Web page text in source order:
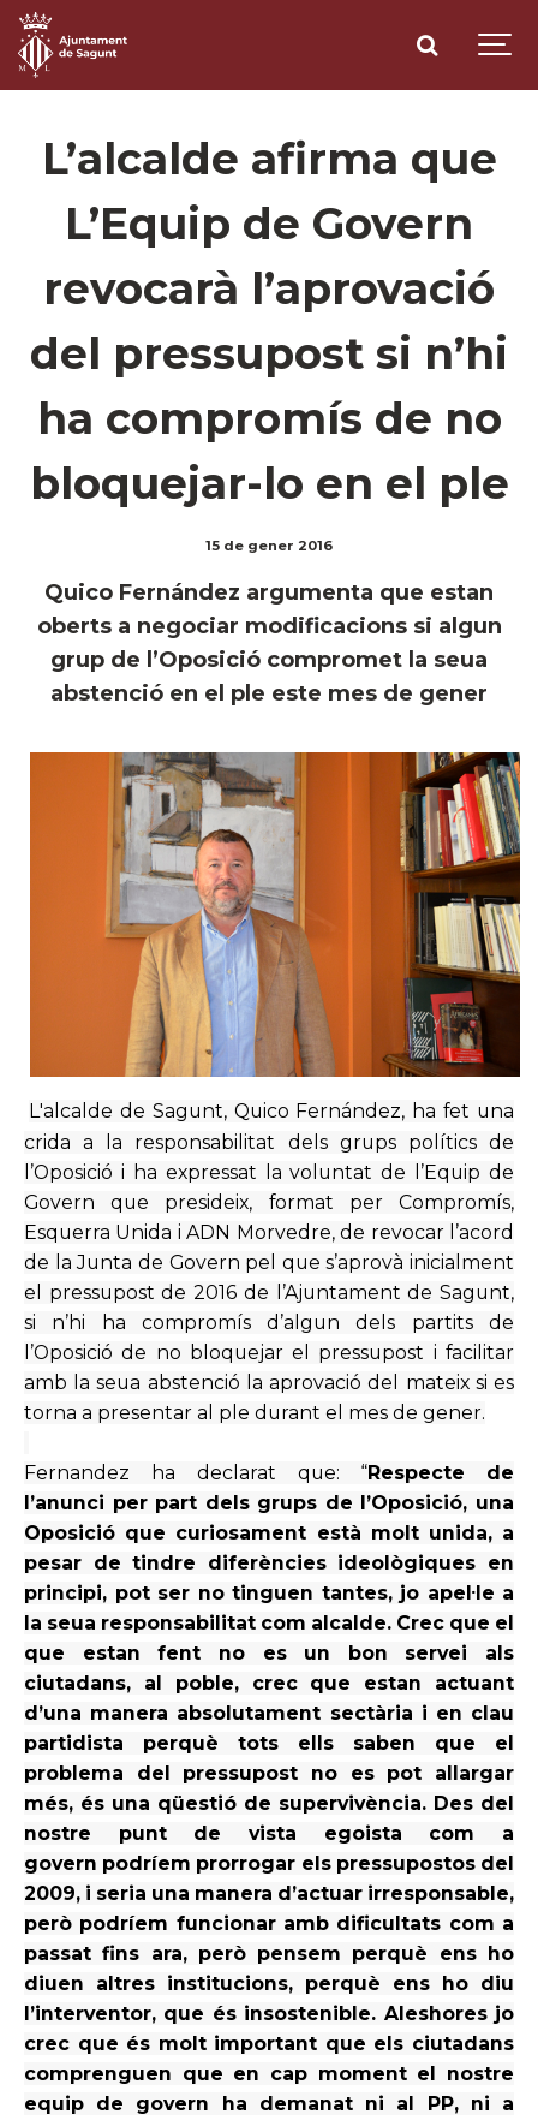
L’alcalde afirma que
L’Equip de Govern
revocarà l’aprovació
del pressupost si n’hi
ha compromís de no
bloquejar-lo en el ple
15 de gener 2016
Quico Fernández argumenta que estan
oberts a negociar modificacions si algun
grup de l’Oposició compromet la seua
abstenció en el ple este mes de gener
L'alcalde de Sagunt, Quico Fernández, ha fet una
crida a la responsabilitat dels grups polítics de
l’Oposició i ha expressat la voluntat de l’Equip de
Govern que presideix, format per Compromís,
Esquerra Unida i ADN Morvedre, de revocar l’acord
de la Junta de Govern pel que s’aprovà inicialment
el pressupost de 2016 de l’Ajuntament de Sagunt,
si n’hi ha compromís d’algun dels partits de
l’Oposició de no bloquejar el pressupost i facilitar
amb la seua abstenció la aprovació del mateix si es
torna a presentar al ple durant el mes de gener.
Fernandez ha declarat que: “Respecte de
l’anunci per part dels grups de l’Oposició, una
Oposició que curiosament està molt unida, a
pesar de tindre diferències ideològiques en
principi, pot ser no tinguen tantes, jo apel·le a
la seua responsabilitat com alcalde. Crec que el
que
estan fent no es
un bon servei als
ciutadans, al poble, crec que
estan
actuant
d’una manera absolutament sectària i en clau
partidista perquè tots ells saben que el
problema del pressupost no
es pot
allargar
més, és una qüestió de supervivència. Des del
nostre punt de vista
egoista
com a
govern podríem prorrogar els pressupostos del
2009, i seria una manera d’actuar irresponsable,
però podríem funcionar amb dificultats com a
passat fins ara, però pensem perquè ens ho
diuen altres institucions, perquè ens ho diu
l’interventor, que és insostenible. Aleshores jo
crec que és molt important que els ciutadans
comprenguen que en cap moment el nostre
equip de govern ha demanat ni al PP, ni a